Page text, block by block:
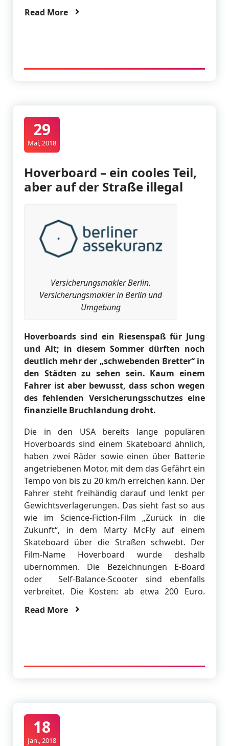
Read More
29
Mai, 2018
Hoverboard – ein cooles Teil,
aber auf der Straße illegal
Versicherungsmakler Berlin.
Versicherungsmakler in Berlin und
Umgebung
Hoverboards sind ein Riesenspaß für Jung
und Alt; in diesem Sommer dürften noch
deutlich mehr der „schwebenden Bretter“ in
den Städten zu sehen sein. Kaum einem
Fahrer ist aber bewusst, dass schon wegen
des fehlenden Versicherungsschutzes eine
finanzielle Bruchlandung droht.
Die in den USA bereits lange populären
Hoverboards sind einem Skateboard ähnlich,
haben zwei Räder sowie einen über Batterie
angetriebenen Motor, mit dem das Gefährt ein
Tempo von bis zu 20 km/h erreichen kann. Der
Fahrer steht freihändig darauf und lenkt per
Gewichtsverlagerungen. Das sieht fast so aus
wie im Science-Fiction-Film „Zurück in die
Zukunft“, in dem Marty McFly auf einem
Skateboard über die Straßen schwebt. Der
Film-Name Hoverboard wurde deshalb
übernommen. Die Bezeichnungen E-Board
oder Self-Balance-Scooter sind ebenfalls
verbreitet. Die Kosten: ab etwa 200 Euro.
Read More
18
Jan., 2018